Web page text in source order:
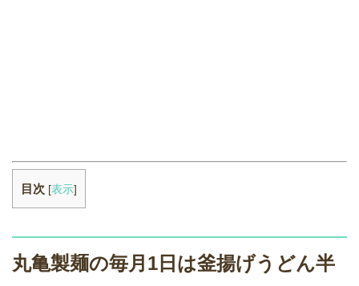
目次 [表示]
丸亀製麺の毎月1日は釜揚げうどん半